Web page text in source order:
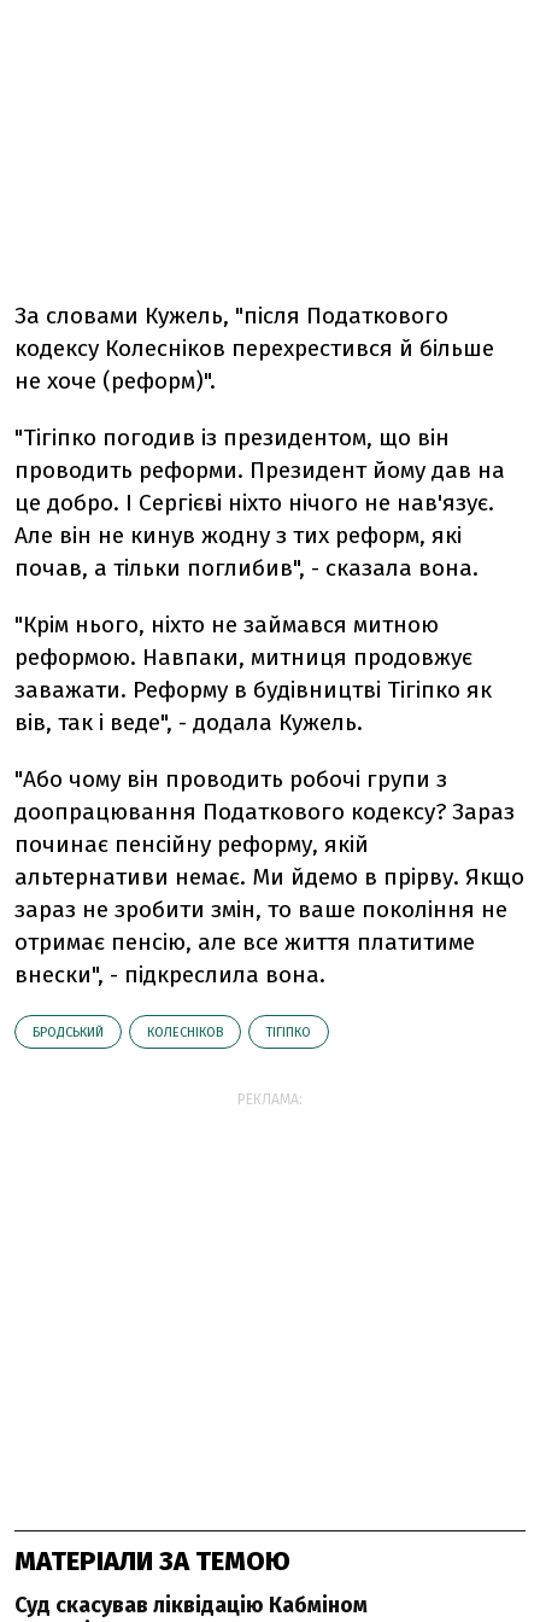
За словами Кужель, "після Податкового
кодексу Колесніков перехрестився й більше
не хоче (реформ)".
"Тігіпко погодив із президентом, що він
проводить реформи. Президент йому дав на
це добро. І Сергієві ніхто нічого не нав'язує.
Але він не кинув жодну з тих реформ, які
почав, а тільки поглибив", - сказала вона.
"Крім нього, ніхто не займався митною
реформою. Навпаки, митниця продовжує
заважати. Реформу в будівництві Тігіпко як
вів, так і веде", - додала Кужель.
"Або чому він проводить робочі групи з
доопрацювання Податкового кодексу? Зараз
починає пенсійну реформу, якій
альтернативи немає. Ми йдемо в прірву. Якщо
зараз не зробити змін, то ваше покоління не
отримає пенсію, але все життя платитиме
внески", - підкреслила вона.
БРОДСЬКИЙ КОЛЕСНІКОВ ТІГІПКО
РЕКЛАМА:
МАТЕРІАЛИ ЗА ТЕМОЮ
Суд скасував ліквідацію Кабміном